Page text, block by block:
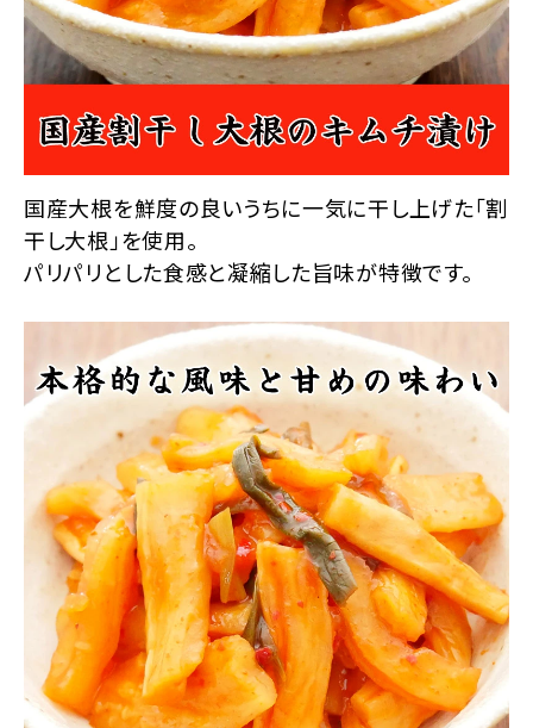
直営店
国産大根を鮮度の良いうちに一気に干し上げた「割
干し大根」を使用。
パリパリとした食感と凝縮した旨味が特徴です。